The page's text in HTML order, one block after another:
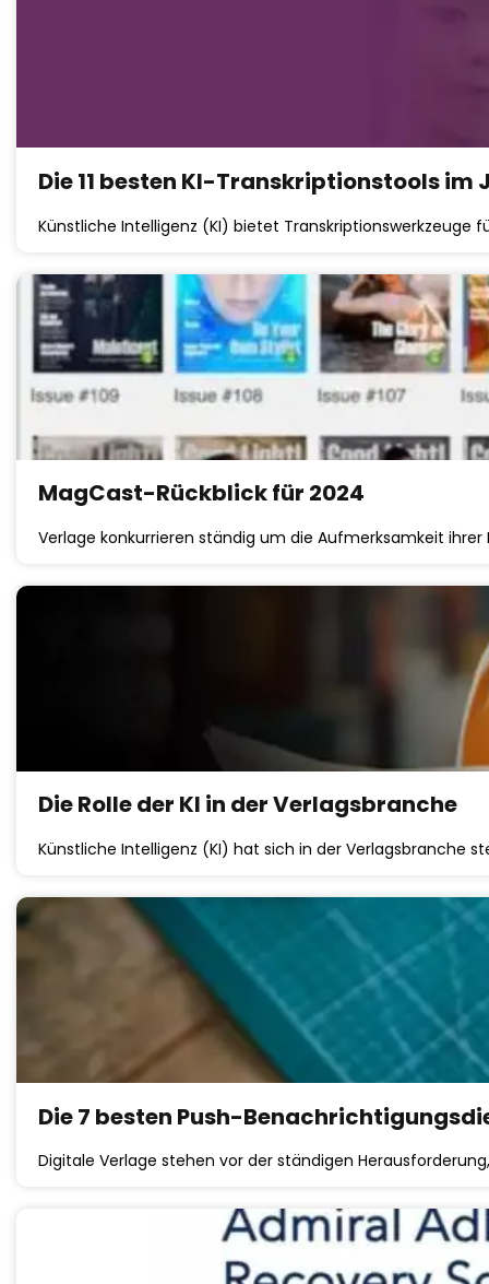
Die 11 besten KI-Transkriptionstools im
Künstliche Intelligenz (KI) bietet Transkriptionswerkzeuge
MagCast-Rückblick für 2024
Verlage konkurrieren ständig um die Aufmerksamkeit
Die Rolle der KI in der Verlagsbranche
Künstliche Intelligenz (KI) hat sich in der Verlagsbranche
Die 7 besten Push-
Digitale Verlage stehen vor der ständigen